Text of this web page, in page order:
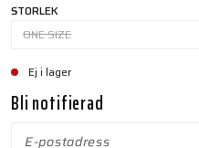
STORLEK
ONE SIZE
Ej i lager
Bli notifierad